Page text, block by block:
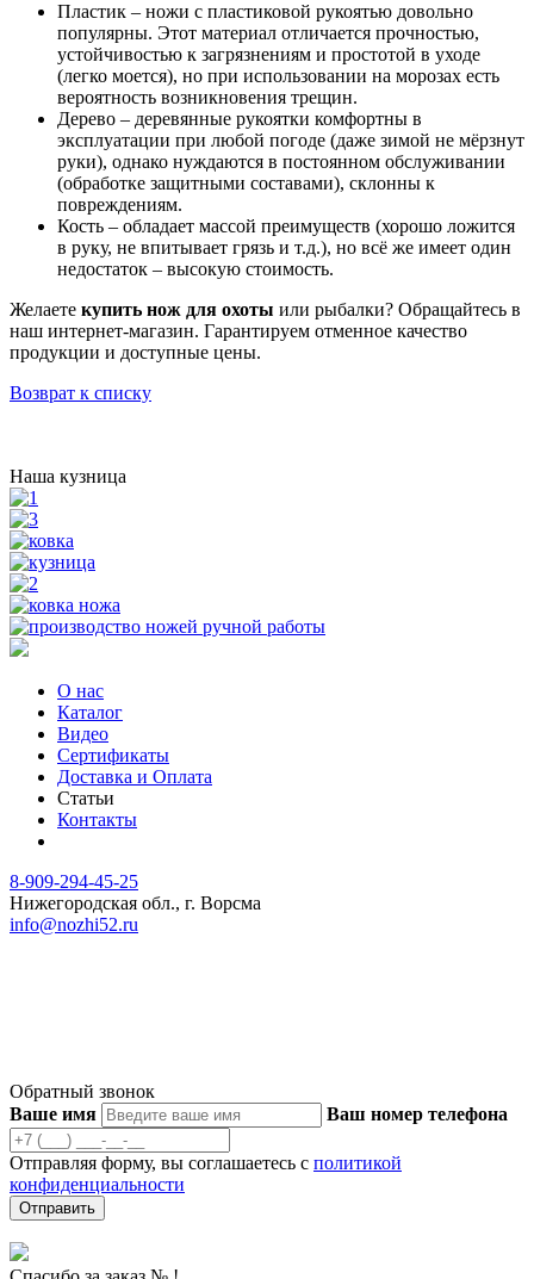
Пластик – ножи с пластиковой рукоятью довольно
популярны. Этот материал отличается прочностью,
устойчивостью к загрязнениям и простотой в уходе
(легко моется), но при использовании на морозах есть
вероятность возникновения трещин.
Дерево – деревянные рукоятки комфортны в
эксплуатации при любой погоде (даже зимой не мёрзнут
руки), однако нуждаются в постоянном обслуживании
(обработке защитными составами), склонны к
повреждениям.
Кость – обладает массой преимуществ (хорошо ложится
в руку, не впитывает грязь и т.д.), но всё же имеет один
недостаток – высокую стоимость.
Желаете купить нож для охоты или рыбалки? Обращайтесь в
наш интернет-магазин. Гарантируем отменное качество
продукции и доступные цены.
Возврат к списку
Наша кузница
О нас
Каталог
Видео
Сертификаты
Доставка и Оплата
Статьи
Контакты
8-909-294-45-25
Нижегородская обл., г. Ворсма
info@nozhi52.ru
Обратный звонок
Ваше имя
Ваш номер телефона
Отправляя форму, вы соглашаетесь с политикой
конфиденциальности
Отправить